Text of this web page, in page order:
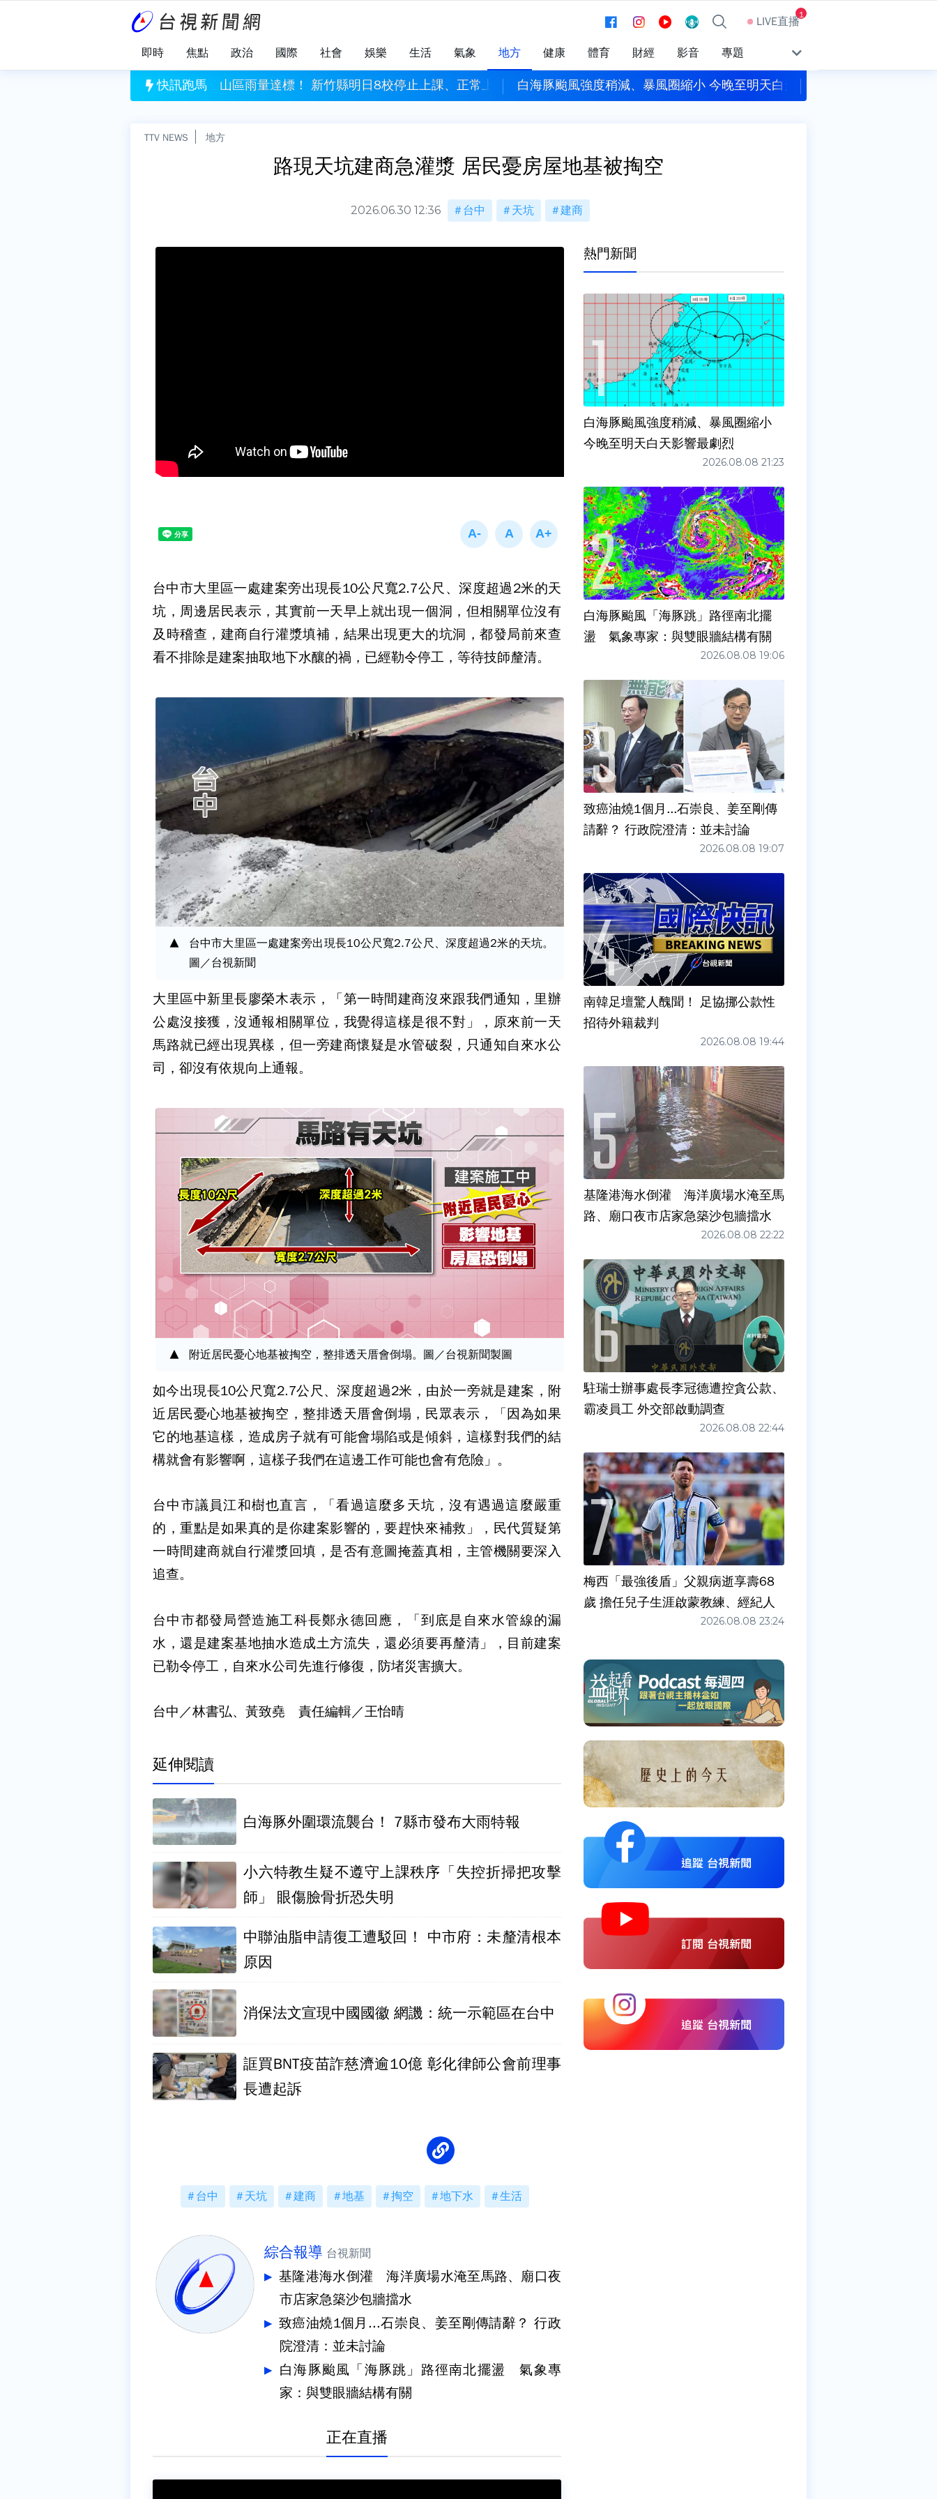
LIVE直播1
即時 焦點 政治 國際 社會 娛樂 生活 氣象 地方 健康 體育 財經 影音 專題
快訊跑馬
萬！ 台彩8/8獎號一次看 山區雨量達標！ 新竹縣明日8校停止上課、正常上班 白海豚颱風強度稍減、暴風圈縮小 今晚至明天白天影響最劇烈
TTV NEWS 地方
路現天坑建商急灌漿 居民憂房屋地基被掏空
2026.06.30 12:36 台中 天坑 建商
台中市大里區一處建案旁出現長10公尺寬2.7公尺、深度超過2米的天
坑，周邊居民表示，其實前一天早上就出現一個洞，但相關單位沒有
及時稽查，建商自行灌漿填補，結果出現更大的坑洞，都發局前來查
看不排除是建案抽取地下水釀的禍，已經勒令停工，等待技師釐清。
台中市大里區一處建案旁出現長10公尺寬2.7公尺、深度超過2米的天坑。
圖／台視新聞
大里區中新里長廖榮木表示，「第一時間建商沒來跟我們通知，里辦
公處沒接獲，沒通報相關單位，我覺得這樣是很不對」，原來前一天
馬路就已經出現異樣，但一旁建商懷疑是水管破裂，只通知自來水公
司，卻沒有依規向上通報。
附近居民憂心地基被掏空，整排透天厝會倒塌。圖／台視新聞製圖
如今出現長10公尺寬2.7公尺、深度超過2米，由於一旁就是建案，附
近居民憂心地基被掏空，整排透天厝會倒塌，民眾表示，「因為如果
它的地基這樣，造成房子就有可能會塌陷或是傾斜，這樣對我們的結
構就會有影響啊，這樣子我們在這邊工作可能也會有危險」。
台中市議員江和樹也直言，「看過這麼多天坑，沒有遇過這麼嚴重
的，重點是如果真的是你建案影響的，要趕快來補救」，民代質疑第
一時間建商就自行灌漿回填，是否有意圖掩蓋真相，主管機關要深入
追查。
台中市都發局營造施工科長鄭永德回應，「到底是自來水管線的漏
水，還是建案基地抽水造成土方流失，還必須要再釐清」，目前建案
已勒令停工，自來水公司先進行修復，防堵災害擴大。
台中／林書弘、黃致堯 責任編輯／王怡晴
延伸閱讀
白海豚外圍環流襲台！ 7縣市發布大雨特報
小六特教生疑不遵守上課秩序「失控折掃把攻擊
師」 眼傷臉骨折恐失明
中聯油脂申請復工遭駁回！ 中市府：未釐清根本
原因
消保法文宣現中國國徽 網譏：統一示範區在台中
誆買BNT疫苗詐慈濟逾10億 彰化律師公會前理事
長遭起訴
台中 天坑 建商 地基 掏空 地下水 生活
綜合報導 台視新聞
基隆港海水倒灌 海洋廣場水淹至馬路、廟口夜
市店家急築沙包牆擋水
致癌油燒1個月...石崇良、姜至剛傳請辭？ 行政
院澄清：並未討論
白海豚颱風「海豚跳」路徑南北擺盪 氣象專
家：與雙眼牆結構有關
正在直播
熱門新聞
白海豚颱風強度稍減、暴風圈縮小
今晚至明天白天影響最劇烈
2026.08.08 21:23
白海豚颱風「海豚跳」路徑南北擺
盪 氣象專家：與雙眼牆結構有關
2026.08.08 19:06
致癌油燒1個月...石崇良、姜至剛傳
請辭？ 行政院澄清：並未討論
2026.08.08 19:07
南韓足壇驚人醜聞！ 足協挪公款性
招待外籍裁判
2026.08.08 19:44
基隆港海水倒灌 海洋廣場水淹至馬
路、廟口夜市店家急築沙包牆擋水
2026.08.08 22:22
駐瑞士辦事處長李冠德遭控貪公款、
霸凌員工 外交部啟動調查
2026.08.08 22:44
梅西「最強後盾」父親病逝享壽68
歲 擔任兒子生涯啟蒙教練、經紀人
2026.08.08 23:24